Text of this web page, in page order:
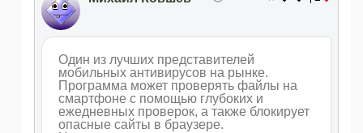
Один из лучших представителей
мобильных антивирусов на рынке.
Программа может проверять файлы на
смартфоне с помощью глубоких и
ежедневных проверок, а также блокирует
опасные сайты в браузере.